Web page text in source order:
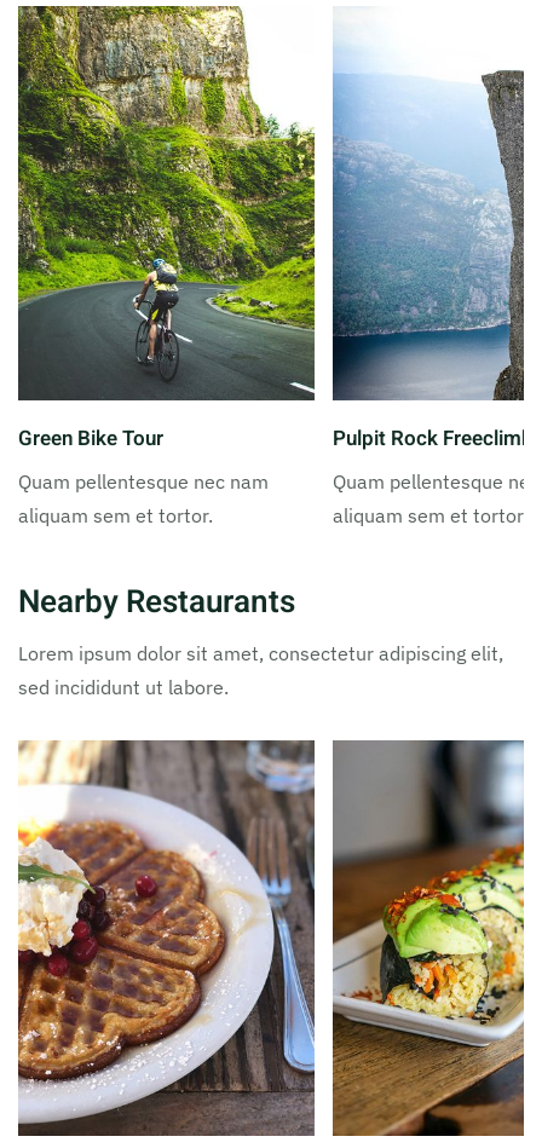
Green Bike Tour
Quam pellentesque nec nam
aliquam sem et tortor.
Pulpit Rock
Quam pellentesque
aliquam sem et tortor.
Nearby Restaurants
Lorem ipsum dolor sit amet, consectetur adipiscing elit,
sed incididunt ut labore.